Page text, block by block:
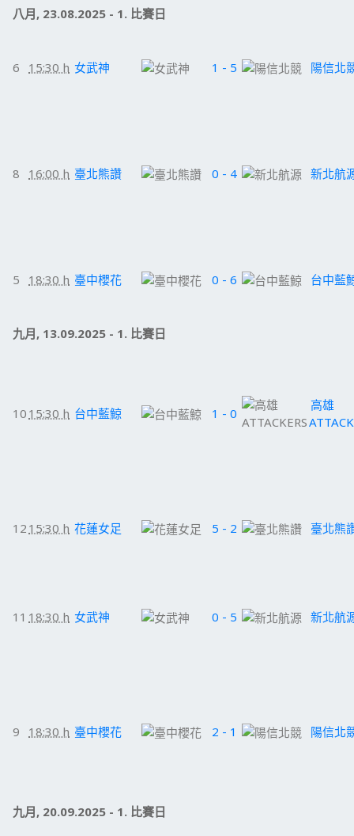
八月, 23.08.2025 - 1. 比賽日
6 15:30 h 女武神 1 - 5 陽信北
8 16:00 h 臺北熊讚 0 - 4 新北航
5 18:30 h 臺中櫻花 0 - 6 台中藍
九月, 13.09.2025 - 1. 比賽日
10 15:30 h 台中藍鯨 1 - 0
高雄
12 15:30 h 花蓮女足 5 - 2 臺北熊
11 18:30 h 女武神 0 - 5 新北航
9 18:30 h 臺中櫻花 2 - 1 陽信北
九月, 20.09.2025 - 1. 比賽日